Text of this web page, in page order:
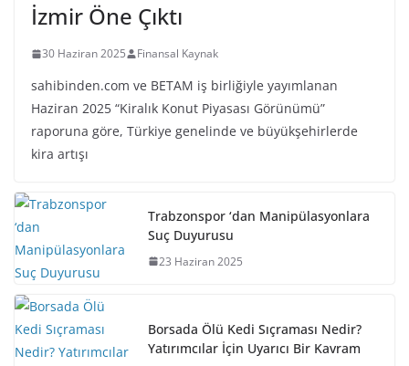
İzmir Öne Çıktı
30 Haziran 2025 Finansal Kaynak
sahibinden.com ve BETAM iş birliğiyle yayımlanan
Haziran 2025 “Kiralık Konut Piyasası Görünümü”
raporuna göre, Türkiye genelinde ve büyükşehirlerde
kira artışı
Trabzonspor ‘dan Manipülasyonlara
Suç Duyurusu
23 Haziran 2025
Borsada Ölü Kedi Sıçraması Nedir?
Yatırımcılar İçin Uyarıcı Bir Kavram